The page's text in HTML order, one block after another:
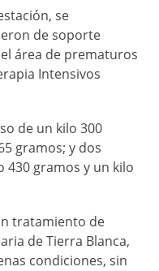
se
de soporte
área de prematuros
Intensivos
de un kilo 300
gramos; y dos
430 gramos y un kilo
tratamiento de
de Tierra Blanca,
condiciones, sin